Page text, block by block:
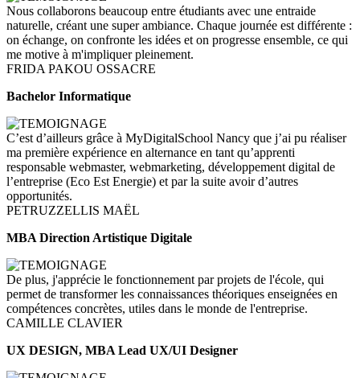
Nous collaborons beaucoup entre étudiants avec une entraide
naturelle, créant une super ambiance. Chaque journée est différente :
on échange, on confronte les idées et on progresse ensemble, ce qui
me motive à m'impliquer pleinement.
FRIDA PAKOU OSSACRE
Bachelor Informatique
C’est d’ailleurs grâce à MyDigitalSchool Nancy que j’ai pu réaliser
ma première expérience en alternance en tant qu’apprenti
responsable webmaster, webmarketing, développement digital de
l’entreprise (Eco Est Energie) et par la suite avoir d’autres
opportunités.
PETRUZZELLIS MAËL
MBA Direction Artistique Digitale
De plus, j'apprécie le fonctionnement par projets de l'école, qui
permet de transformer les connaissances théoriques enseignées en
compétences concrètes, utiles dans le monde de l'entreprise.
CAMILLE CLAVIER
UX DESIGN, MBA Lead UX/UI Designer